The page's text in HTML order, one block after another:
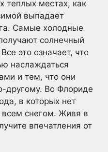
теплых местах, как
выпадает
Самые холодные
солнечный
это означает, что
наслаждаться
и тем, что они
другому. Во Флориде
в которых нет
снегом. Живя в
впечатления от